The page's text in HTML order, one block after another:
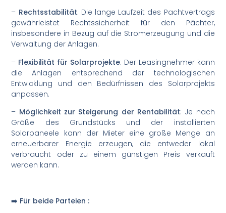
– Rechtsstabilität: Die lange Laufzeit des Pachtvertrags
gewährleistet Rechtssicherheit für den Pächter,
insbesondere in Bezug auf die Stromerzeugung und die
Verwaltung der Anlagen.
– Flexibilität für Solarprojekte: Der Leasingnehmer kann
die Anlagen entsprechend der technologischen
Entwicklung und den Bedürfnissen des Solarprojekts
anpassen.
– Möglichkeit zur Steigerung der Rentabilität: Je nach
Größe des Grundstücks und der installierten
Solarpaneele kann der Mieter eine große Menge an
erneuerbarer Energie erzeugen, die entweder lokal
verbraucht oder zu einem günstigen Preis verkauft
werden kann.
➡️ Für beide Parteien :